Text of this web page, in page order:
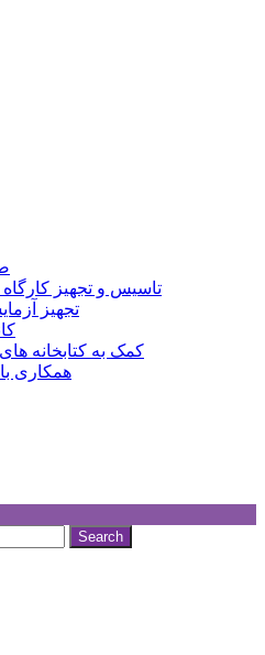
تاسیس و تجهیز
تجهیز
کمک به کتابخانه
همکاری